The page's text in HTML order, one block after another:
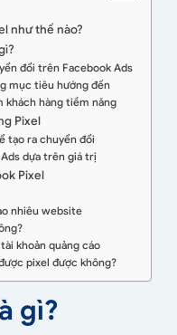
như thế nào?
đổi trên Facebook Ads
mục tiêu hướng đến
khách hàng tiềm năng
Pixel
tạo ra chuyển đổi
dựa trên giá trị
Pixel
nhiêu website
khoản quảng cáo
pixel được không?
gì?